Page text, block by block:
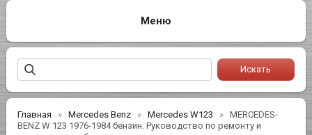
Главная Mercedes Benz Mercedes W123
MERCEDES-
BENZ W 123 1976-1984 бензин. Руководство по ремонту и